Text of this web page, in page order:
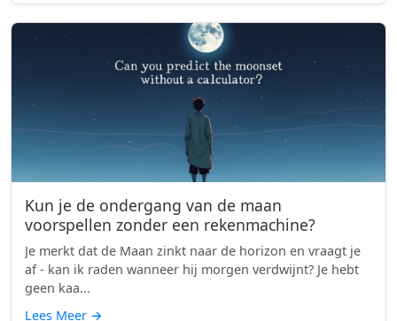
Kun je de ondergang van de maan
voorspellen zonder een rekenmachine?
Je merkt dat de Maan zinkt naar de horizon en vraagt je
af - kan ik raden wanneer hij morgen verdwijnt? Je hebt
geen kaa...
Lees Meer →